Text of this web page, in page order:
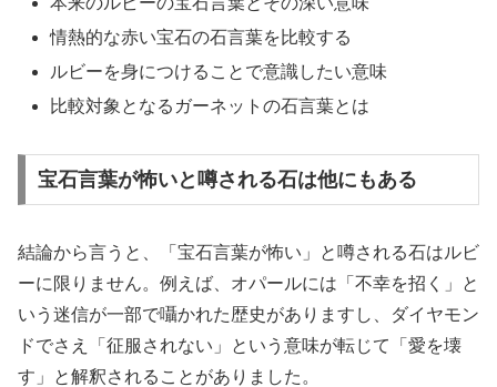
情熱的な赤い宝石の石言葉を比較する
ルビーを身につけることで意識したい意味
比較対象となるガーネットの石言葉とは
宝石言葉が怖いと噂される石は他にもある
結論から言うと、「宝石言葉が怖い」と噂される石はルビ
ーに限りません。例えば、オパールには「不幸を招く」と
いう迷信が一部で囁かれた歴史がありますし、ダイヤモン
ドでさえ「征服されない」という意味が転じて「愛を壊
す」と解釈されることがありました。